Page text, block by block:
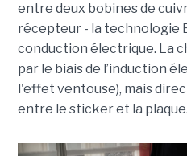
entre deux bobines de
récepteur - la technologie
conduction électrique. La
par le biais de l’induction
l'effet ventouse), mais
entre le sticker et la plaque.